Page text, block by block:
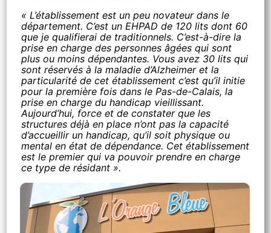
« L’établissement est un peu novateur dans le
département. C’est un EHPAD de 120 lits dont 60
que je qualifierai de traditionnels. C’est-à-dire la
prise en charge des personnes âgées qui sont
plus ou moins dépendantes. Vous avez 30 lits qui
sont réservés à la maladie d’Alzheimer et la
particularité de cet établissement c’est qu’il initie
pour la première fois dans le Pas-de-Calais, la
prise en charge du handicap vieillissant.
Aujourd’hui, force et de constater que les
structures déjà en place n’ont pas la capacité
d’accueillir un handicap, qu’il soit physique ou
mental en état de dépendance. Cet établissement
est le premier qui va pouvoir prendre en charge
ce type de résidant ».